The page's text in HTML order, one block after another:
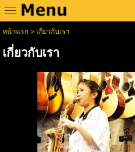
หน้าแรก> เกี่ยวกับเรา
เกี่ยวกับเรา